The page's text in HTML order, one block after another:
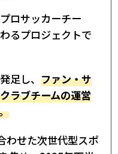
ロサッカーチー
るプロジェクトで
足し、 ファン・サ
ラブチームの運営
わせた次世代型スポ